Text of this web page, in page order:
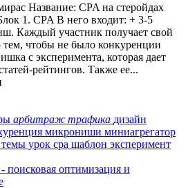
Название: CPA на стеройдах
1. CPA В него входит: + 3-5
Каждый участник получает свой
чтобы не было конкуренции
с эксперимента, которая дает
рейтингов. Также ее...
арбитраж трафика дизайн
микрониши миниагрегатор
темы урок cpa шаблон эксперимент
поисковая оптимизация и